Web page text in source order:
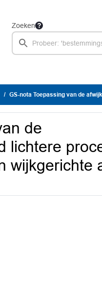
Zoeken
GS-nota Toepassing van de afwijkingsbevoegdheid lichtere procedure
de
lichtere
wijkgerichte